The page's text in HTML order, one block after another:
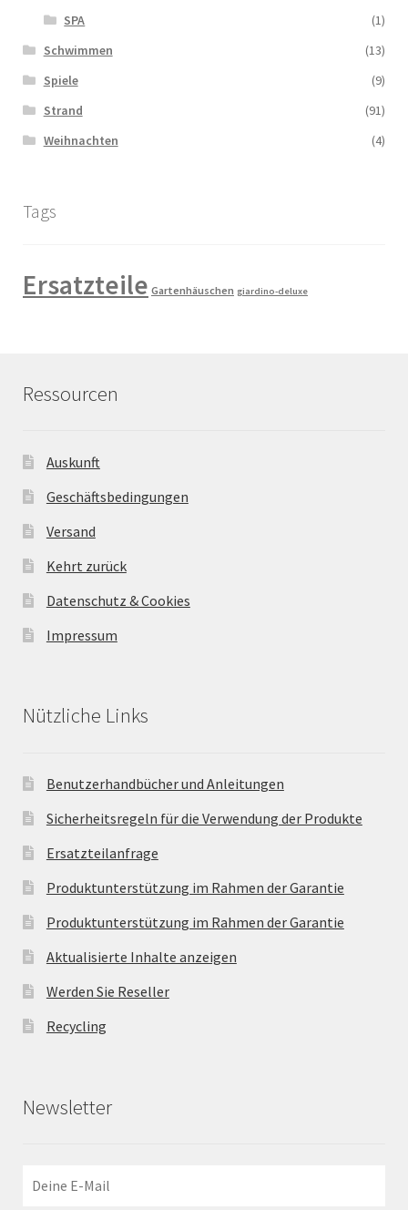
SPA
(1)
Schwimmen
(13)
Spiele
(9)
Strand
(91)
Weihnachten
(4)
Tags
Ersatzteile Gartenhäuschen giardino-deluxe
Ressourcen
Auskunft
Geschäftsbedingungen
Versand
Kehrt zurück
Datenschutz & Cookies
Impressum
Nützliche Links
Benutzerhandbücher und Anleitungen
Sicherheitsregeln für die Verwendung der Produkte
Ersatzteilanfrage
Produktunterstützung im Rahmen der Garantie
Produktunterstützung im Rahmen der Garantie
Aktualisierte Inhalte anzeigen
Werden Sie Reseller
Recycling
Newsletter